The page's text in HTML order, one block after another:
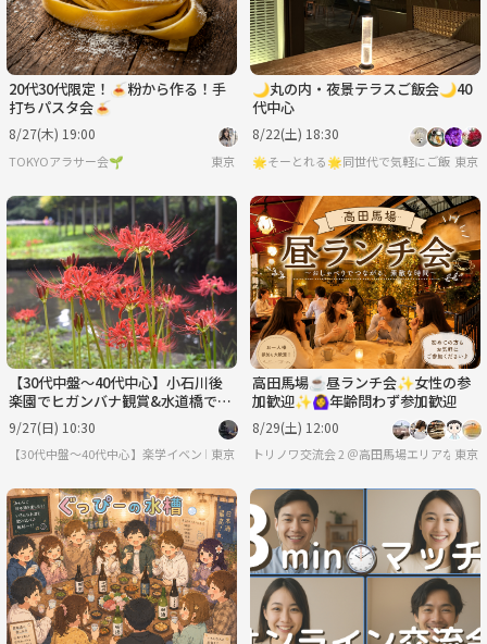
20代30代限定！🍝粉から作る！手
打ちパスタ会🍝
8/27(木) 19:00
TOKYOアラサー会🌱 東京
🌙丸の内・夜景テラスご飯会🌙40
代中心
8/22(土) 18:30
🌟そーとれる🌟同世代で気軽にご飯会東京
【30代中盤〜40代中心】小石川後
楽園でヒガンバナ観賞&水道橋でラ
ンチ
9/27(日) 10:30
【30代中盤〜40代中心】楽学イベント・勉強会コミュニティ
東京
高田馬場☕昼ランチ会✨女性の参
加歓迎✨🙆‍♀️年齢問わず参加歓迎
8/29(土) 12:00
トリノワ交流会 2 ＠高田馬場エリアなど東京